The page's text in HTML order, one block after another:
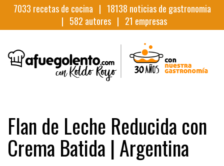
7033 recetas de cocina | 18138 noticias de gastronomia
| 582 autores | 21 empresas
Flan de Leche Reducida con
Crema Batida | Argentina